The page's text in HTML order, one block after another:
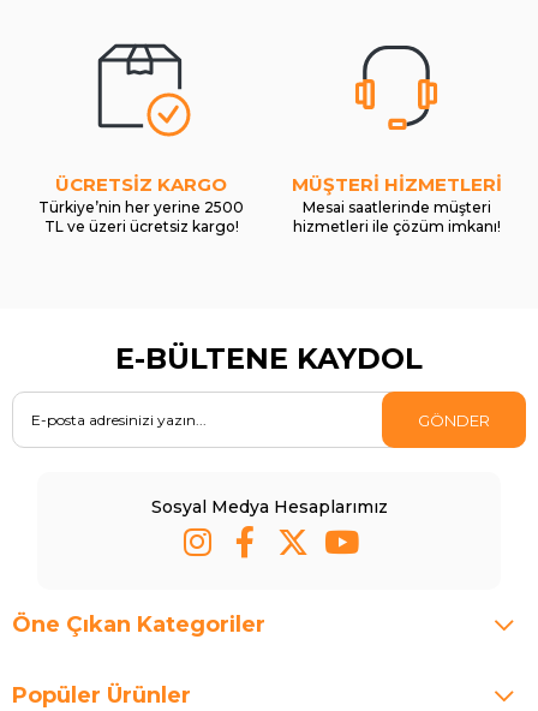
ÜCRETSİZ KARGO
Türkiye’nin her yerine 2500
TL ve üzeri ücretsiz kargo!
MÜŞTERİ HİZMETLERİ
Mesai saatlerinde müşteri
hizmetleri ile çözüm imkanı!
E-BÜLTENE KAYDOL
GÖNDER
Sosyal Medya Hesaplarımız
Öne Çıkan Kategoriler
Popüler Ürünler